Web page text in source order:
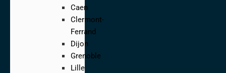
Caen
Clermont-
Ferrand
Dijon
Grenoble
Lille